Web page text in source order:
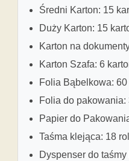
Średni Karton: 15
Duży Karton: 15
Karton na
Karton Szafa: 6
Folia Bąbelkowa:
Folia do pakowania:
Papier do
Taśma klejąca: 18
Dyspenser do